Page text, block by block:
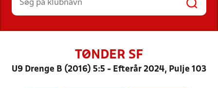
TØNDER SF
U9 Drenge B (2016) 5:5 - Efterår 2024, Pulje 103